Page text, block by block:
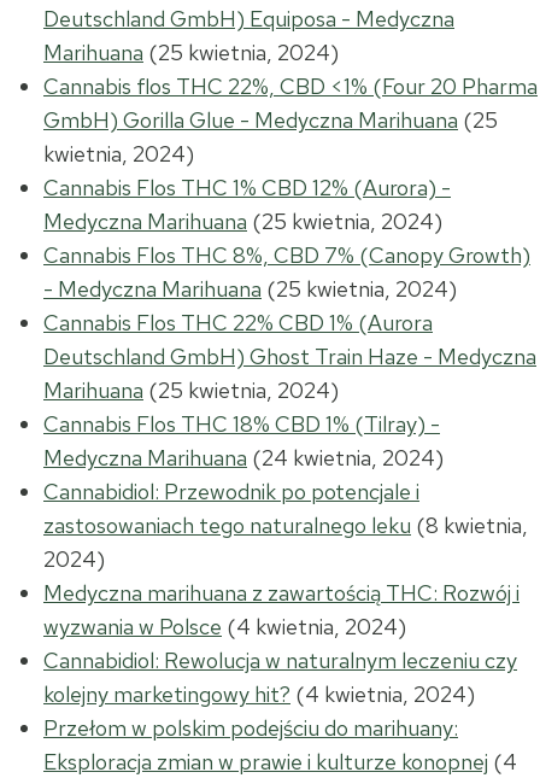
Deutschland GmbH) Equiposa - Medyczna
Marihuana (25 kwietnia, 2024)
Cannabis flos THC 22%, CBD <1% (Four 20 Pharma
GmbH) Gorilla Glue - Medyczna Marihuana (25
kwietnia, 2024)
Cannabis Flos THC 1% CBD 12% (Aurora) -
Medyczna Marihuana (25 kwietnia, 2024)
Cannabis Flos THC 8%, CBD 7% (Canopy Growth)
- Medyczna Marihuana (25 kwietnia, 2024)
Cannabis Flos THC 22% CBD 1% (Aurora
Deutschland GmbH) Ghost Train Haze - Medyczna
Marihuana (25 kwietnia, 2024)
Cannabis Flos THC 18% CBD 1% (Tilray) -
Medyczna Marihuana (24 kwietnia, 2024)
Cannabidiol: Przewodnik po potencjale i
zastosowaniach tego naturalnego leku (8 kwietnia,
2024)
Medyczna marihuana z zawartością THC: Rozwój i
wyzwania w Polsce (4 kwietnia, 2024)
Cannabidiol: Rewolucja w naturalnym leczeniu czy
kolejny marketingowy hit? (4 kwietnia, 2024)
Przełom w polskim podejściu do marihuany:
Eksploracja zmian w prawie i kulturze konopnej (4